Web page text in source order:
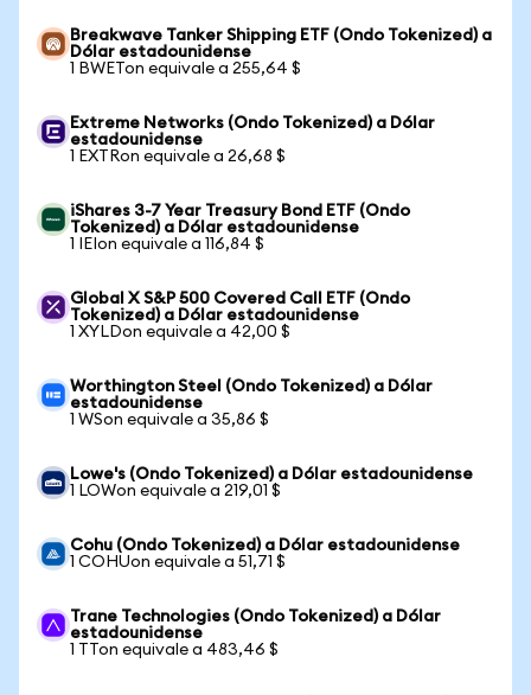
Breakwave Tanker Shipping ETF (Ondo Tokenized) a
Dólar estadounidense
1 BWETon equivale a 255,64 $
Extreme Networks (Ondo Tokenized) a Dólar
estadounidense
1 EXTRon equivale a 26,68 $
iShares 3-7 Year Treasury Bond ETF (Ondo
Tokenized) a Dólar estadounidense
1 IEIon equivale a 116,84 $
Global X S&P 500 Covered Call ETF (Ondo
Tokenized) a Dólar estadounidense
1 XYLDon equivale a 42,00 $
Worthington Steel (Ondo Tokenized) a Dólar
estadounidense
1 WSon equivale a 35,86 $
Lowe's (Ondo Tokenized) a Dólar estadounidense
1 LOWon equivale a 219,01 $
Cohu (Ondo Tokenized) a Dólar estadounidense
1 COHUon equivale a 51,71 $
Trane Technologies (Ondo Tokenized) a Dólar
estadounidense
1 TTon equivale a 483,46 $